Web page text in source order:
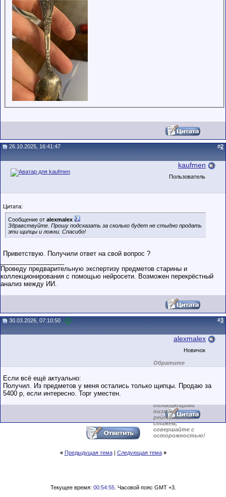
26.10.2025, 16:41:47 #2
kaufmen
Пользователь
Цитата:
Сообщение от alexmalex
Здравствуйте. Прошу подсказать за сколько будет не стыдно продать
эти щипцы и ложки. Спасибо!
Приветствую. Получили ответ на свой вопрос ?
Проведу предварительную экспертизу предметов старины и
коллекционирования с помощью нейросети. Возможен перекрёстный
анализ между ИИ.
30.03.2026, 07:10:50 #3
alexmalex
Новичок
Обратите
внимание на
этом форуме.
обладающими
низким
рейтингом и
стажем,
совершайте с
осторожностью!
Если всё ещё актуально:
Получил. Из предметов у меня остались только щипцы. Продаю за
5400 р, если интересно. Торг уместен.
« Предыдущая тема| Следующая тема »
Текущее время: 00:54:55. Часовой пояс GMT +3.